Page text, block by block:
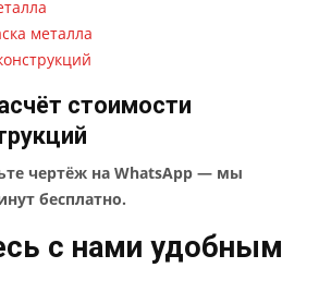
металла
стоимости
чертёж на WhatsApp — мы
бесплатно.
с нами удобным